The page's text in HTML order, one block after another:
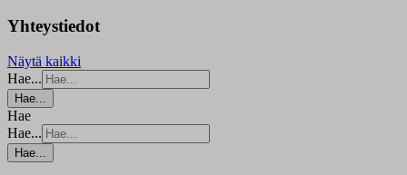
Yhteystiedot
Näytä kaikki
Hae...
Hae...
Hae
Hae...
Hae...